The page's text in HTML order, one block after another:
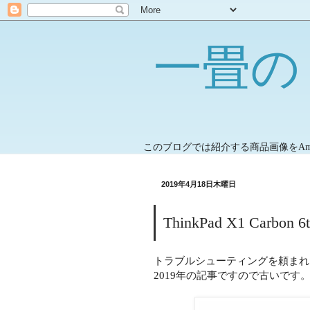
一畳
このブログでは紹介する商品画像を
2019年4月18日木曜日
ThinkPad X1 Carbon
トラブルシューティングを頼ま
2019年の記事ですので古いです。